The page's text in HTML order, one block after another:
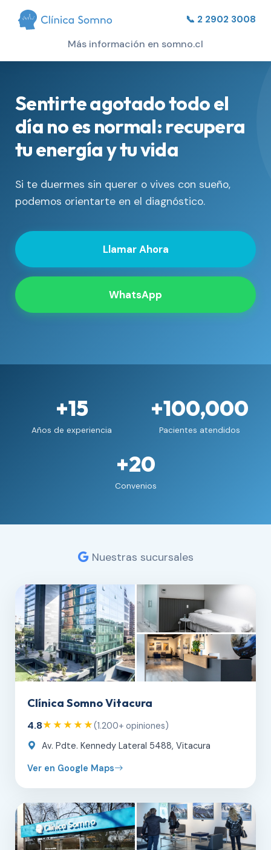
📞 2 2902 3008
Más información en somno.cl
Sentirte agotado todo el
día no es normal: recupera
tu energía y tu vida
Si te duermes sin querer o vives con sueño,
podemos orientarte en el diagnóstico.
Llamar Ahora
WhatsApp
+15
Años de experiencia
+100,000
Pacientes atendidos
+20
Convenios
Nuestras sucursales
Clínica Somno Vitacura
4.8★★★★★(1.200+ opiniones)
Av. Pdte. Kennedy Lateral 5488, Vitacura
Ver en Google Maps